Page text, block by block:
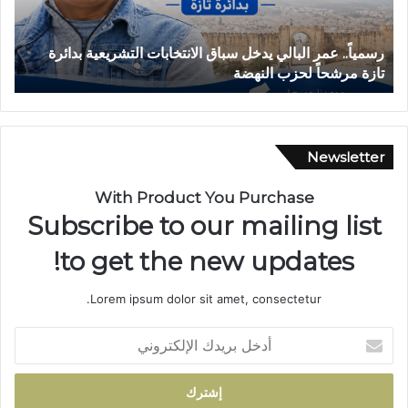
ن
ق
ل
ا
ب
س
ي
ا
ر
د
ل
م
حادثة انقلاب سيارة بدوار أيلمام تجدد مطالب إصلاح الطريق
بجماعة بني لنت
Newsletter
With Product You Purchase
Subscribe to our mailing list
to get the new updates!
Lorem ipsum dolor sit amet, consectetur.
خ